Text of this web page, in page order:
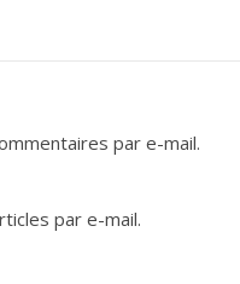
par e-mail.
par e-mail.